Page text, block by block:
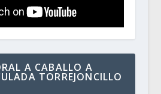
A CABALLO A
TORREJONCILLO